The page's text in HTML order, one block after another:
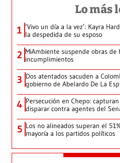
Lo más
1 ‘Vivo un día a la vez’: Kayra
la despedida de su esposo
2 MiAmbiente suspende obras de
incumplimientos
3 Dos atentados sacuden a
gobierno de Abelardo De La
4 Persecución en Chepo:
disparar contra agentes del
5 Los no alineados superan el
mayoría a los partidos políticos